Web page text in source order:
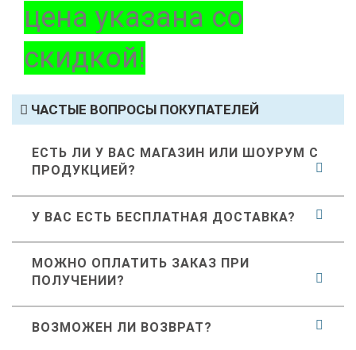
цена указана со
скидкой!
ЧАСТЫЕ ВОПРОСЫ ПОКУПАТЕЛЕЙ
ЕСТЬ ЛИ У ВАС МАГАЗИН ИЛИ ШОУРУМ С
ПРОДУКЦИЕЙ?
У ВАС ЕСТЬ БЕСПЛАТНАЯ ДОСТАВКА?
МОЖНО ОПЛАТИТЬ ЗАКАЗ ПРИ
ПОЛУЧЕНИИ?
ВОЗМОЖЕН ЛИ ВОЗВРАТ?